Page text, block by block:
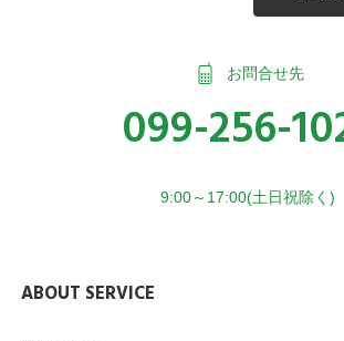
お問合せ先
099-256-
9:00～17:00(土日祝除く)
ABOUT SERVICE